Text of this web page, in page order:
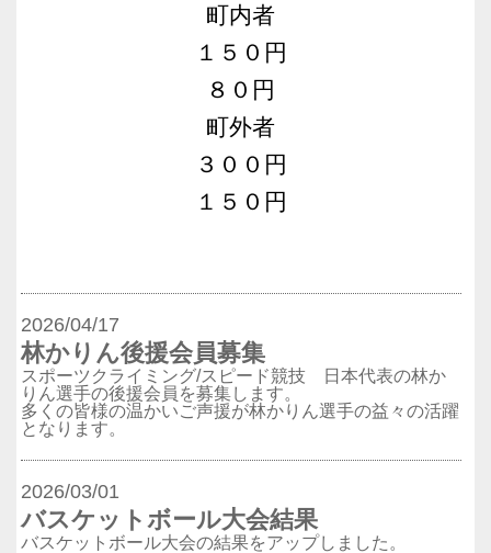
町内者
１５０円
８０円
町外者
３００円
１５０円
2026/04/17
林かりん後援会員募集
スポーツクライミング/スピード競技 日本代表の林か
りん選手の後援会員を募集します。
多くの皆様の温かいご声援が林かりん選手の益々の活躍
となります。
2026/03/01
バスケットボール大会結果
バスケットボール大会の結果をアップしました。